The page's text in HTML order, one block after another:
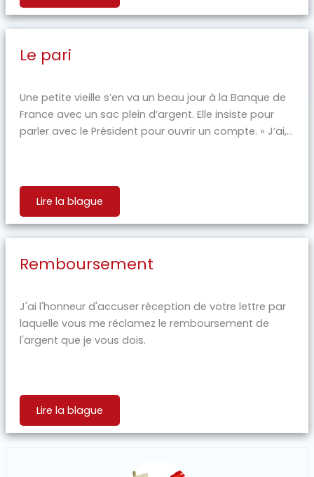
Le pari
Une petite vieille s’en va un beau jour à la Banque de
France avec un sac plein d’argent. Elle insiste pour
parler avec le Président pour ouvrir un compte. » J’ai,...
Lire la blague
Remboursement
J'ai l'honneur d'accuser réception de votre lettre par
laquelle vous me réclamez le remboursement de
l'argent que je vous dois.
Lire la blague